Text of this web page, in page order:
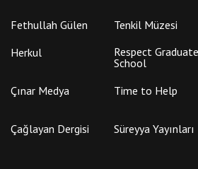
Fethullah Gülen Tenkil Müzesi
Herkul
Respect Graduate
School
Çınar Medya Time to Help
Çağlayan Dergisi
Süreyya Yayınları